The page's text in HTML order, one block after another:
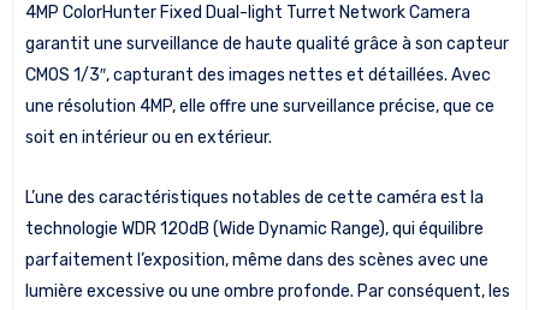
4MP ColorHunter Fixed Dual-light Turret Network Camera
garantit une surveillance de haute qualité grâce à son capteur
CMOS 1/3″, capturant des images nettes et détaillées. Avec
une résolution 4MP, elle offre une surveillance précise, que ce
soit en intérieur ou en extérieur.
L’une des caractéristiques notables de cette caméra est la
technologie WDR 120dB (Wide Dynamic Range), qui équilibre
parfaitement l’exposition, même dans des scènes avec une
lumière excessive ou une ombre profonde. Par conséquent, les